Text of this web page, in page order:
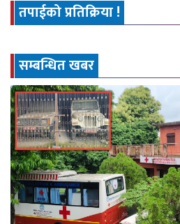
तपाईको प्रतिक्रिया !
सम्बन्धित खबर